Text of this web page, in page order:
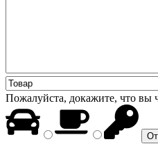
Пожалуйста, докажите, что вы